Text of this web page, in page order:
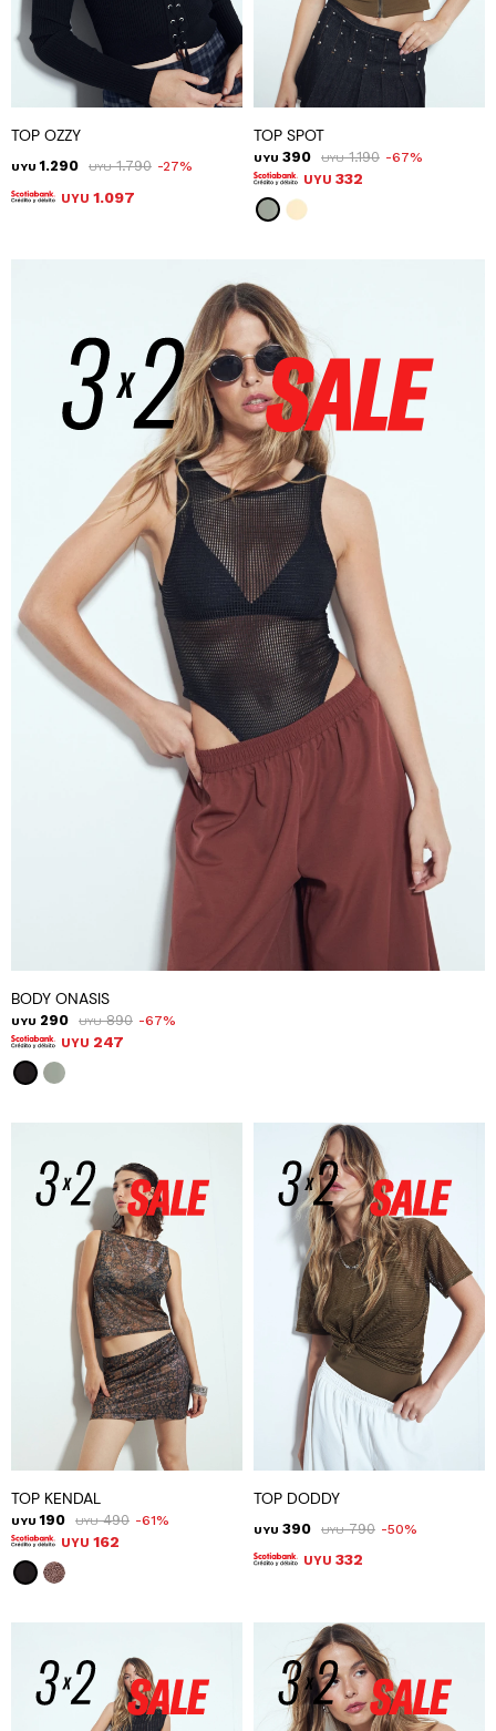
TOP OZZY
UYU 1.290 UYU 1.790 27
UYU 1.097
TOP SPOT
UYU 390 UYU 1.190 67
UYU 332
BODY ONASIS
UYU 290 UYU 890 67
UYU 247
TOP KENDAL
UYU 190 UYU 490 61
UYU 162
TOP DODDY
UYU 390 UYU 790 50
UYU 332